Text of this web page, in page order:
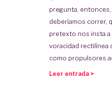
pregunta,
deberíamos correr,
pretexto nos insta a
voracidad rectilínea
como propulsores
Leer entrada >